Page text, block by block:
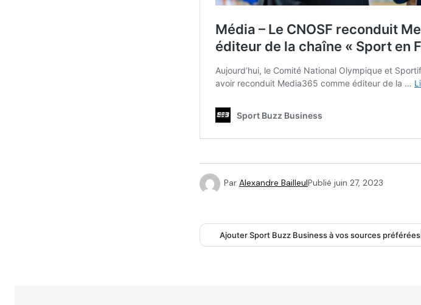
Par Alexandre BailleulPublié juin 27, 2023
Ajouter Sport Buzz Business à vos sources préférées